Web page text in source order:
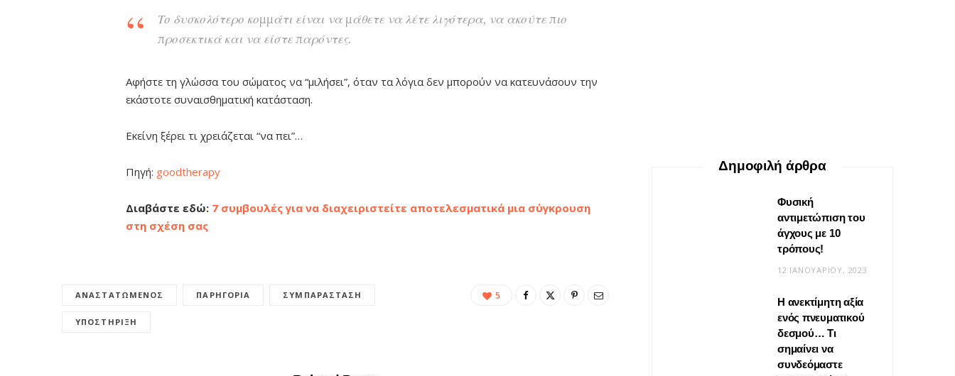
Το δυσκολότερο κομμάτι είναι να μάθετε να λέτε λιγότερα, να ακούτε πιο
προσεκτικά και να είστε παρόντες.
Αφήστε τη γλώσσα του σώματος να “μιλήσει”, όταν τα λόγια δεν μπορούν να κατευνάσουν την
εκάστοτε συναισθηματική κατάσταση.
Εκείνη ξέρει τι χρειάζεται “να πει”…
Πηγή: goodtherapy
Διαβάστε εδώ: 7 συμβουλές για να διαχειριστείτε αποτελεσματικά μια σύγκρουση
στη σχέση σας
ΑΝΑΣΤΑΤΩΜΈΝΟΣ ΠΑΡΗΓΟΡΙΆ ΣΥΜΠΑΡΆΣΤΑΣΗ
ΥΠΟΣΤΉΡΙΞΗ
5
Βίντεο: Μεταμόρφωσε το
φουλάρι σου σε κιμονό
Δημοφιλή άρθρα
Φυσική
αντιμετώπιση του
άγχους με 10
τρόπους!
12 ΙΑΝΟΥΑΡΊΟΥ, 2023
Η ανεκτίμητη αξία
ενός πνευματικού
δεσμού… Τι
σημαίνει να
συνδεόμαστε